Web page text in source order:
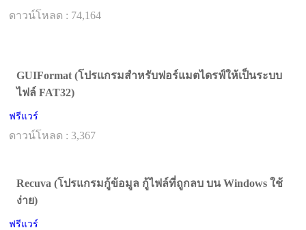
ดาวน์โหลด : 74,164
GUIFormat (โปรแกรมสำหรับฟอร์แมตไดรฟ์ให้เป็นระบบ
ไฟล์ FAT32)
ฟรีแวร์
ดาวน์โหลด : 3,367
Recuva (โปรแกรมกู้ข้อมูล กู้ไฟล์ที่ถูกลบ บน Windows ใช้
ง่าย)
ฟรีแวร์